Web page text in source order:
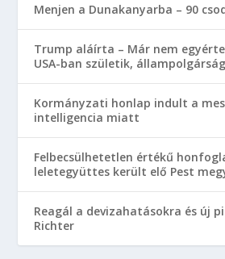
Menjen a Dunakanyarba – 90
Trump aláírta – Már nem
USA-ban születik,
Kormányzati honlap indult a
intelligencia miatt
Felbecsülhetetlen értékű
leletegyüttes került elő Pest
Reagál a devizahatásokra és új
Richter